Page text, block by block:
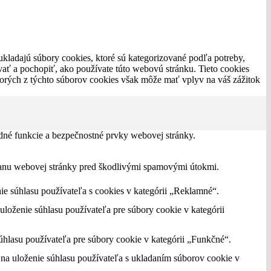
súbory cookies, ktoré sú kategorizované podľa potreby,
a pochopiť, ako používate túto webovú stránku. Tieto cookies
z týchto súborov cookies však môže mať vplyv na váš zážitok
funkcie a bezpečnostné prvky webovej stránky.
webovej stránky pred škodlivými spamovými útokmi.
súhlasu používateľa s cookies v kategórii „Reklamné“.
súhlasu používateľa pre súbory cookie v kategórii
používateľa pre súbory cookie v kategórii „Funkčné“.
uloženie súhlasu používateľa s ukladaním súborov cookie v